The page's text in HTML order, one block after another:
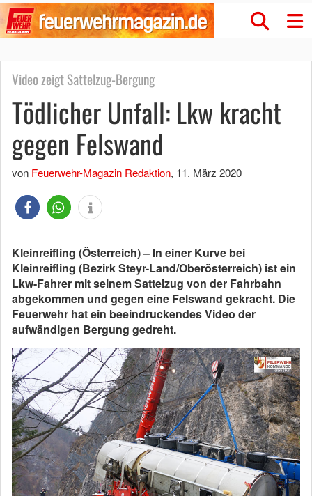
Video zeigt Sattelzug-Bergung
Tödlicher Unfall: Lkw kracht
gegen Felswand
von Feuerwehr-Magazin Redaktion, 11. März 2020
Kleinreifling (Österreich) – In einer Kurve bei
Kleinreifling (Bezirk Steyr-Land/Oberösterreich) ist ein
Lkw-Fahrer mit seinem Sattelzug von der Fahrbahn
abgekommen und gegen eine Felswand gekracht. Die
Feuerwehr hat ein beeindruckendes Video der
aufwändigen Bergung gedreht.